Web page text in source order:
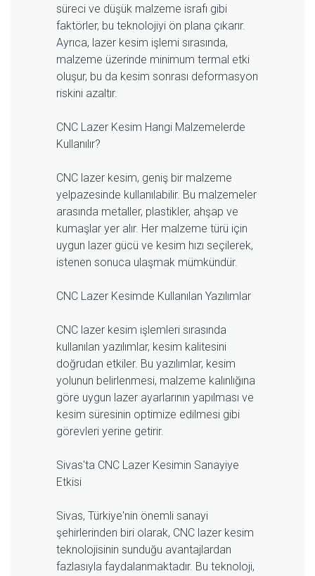
süreci ve düşük malzeme israfı gibi
faktörler, bu teknolojiyi ön plana çıkarır.
Ayrıca, lazer kesim işlemi sırasında,
malzeme üzerinde minimum termal etki
oluşur, bu da kesim sonrası deformasyon
riskini azaltır.
CNC Lazer Kesim Hangi Malzemelerde
Kullanılır?
CNC lazer kesim, geniş bir malzeme
yelpazesinde kullanılabilir. Bu malzemeler
arasında metaller, plastikler, ahşap ve
kumaşlar yer alır. Her malzeme türü için
uygun lazer gücü ve kesim hızı seçilerek,
istenen sonuca ulaşmak mümkündür.
CNC Lazer Kesimde Kullanılan Yazılımlar
CNC lazer kesim işlemleri sırasında
kullanılan yazılımlar, kesim kalitesini
doğrudan etkiler. Bu yazılımlar, kesim
yolunun belirlenmesi, malzeme kalınlığına
göre uygun lazer ayarlarının yapılması ve
kesim süresinin optimize edilmesi gibi
görevleri yerine getirir.
Sivas'ta CNC Lazer Kesimin Sanayiye
Etkisi
Sivas, Türkiye'nin önemli sanayi
şehirlerinden biri olarak, CNC lazer kesim
teknolojisinin sunduğu avantajlardan
fazlasıyla faydalanmaktadır. Bu teknoloji,